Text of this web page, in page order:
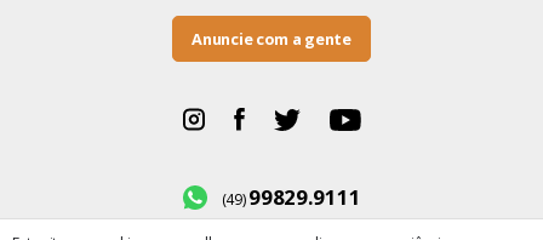
Anuncie com a gente
(49)99829.9111